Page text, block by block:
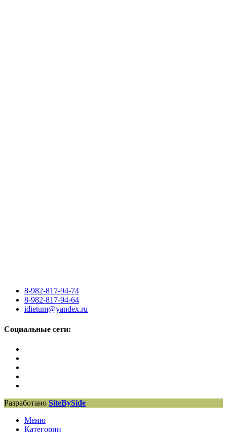
8-982-817-94-74
8-982-817-94-64
idietum@yandex.ru
Социальные сети:
Разработано SiteBySide
Меню
Категории